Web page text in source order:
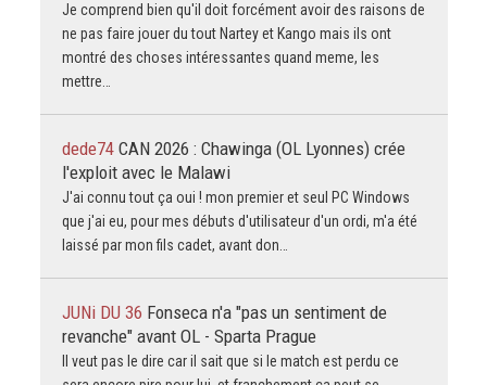
Je comprend bien qu'il doit forcément avoir des raisons de
ne pas faire jouer du tout Nartey et Kango mais ils ont
montré des choses intéressantes quand meme, les
mettre…
dede74 CAN 2026 : Chawinga (OL Lyonnes) crée
l'exploit avec le Malawi
J'ai connu tout ça oui ! mon premier et seul PC Windows
que j'ai eu, pour mes débuts d'utilisateur d'un ordi, m'a été
laissé par mon fils cadet, avant don…
JUNi DU 36 Fonseca n'a "pas un sentiment de
revanche" avant OL - Sparta Prague
Il veut pas le dire car il sait que si le match est perdu ce